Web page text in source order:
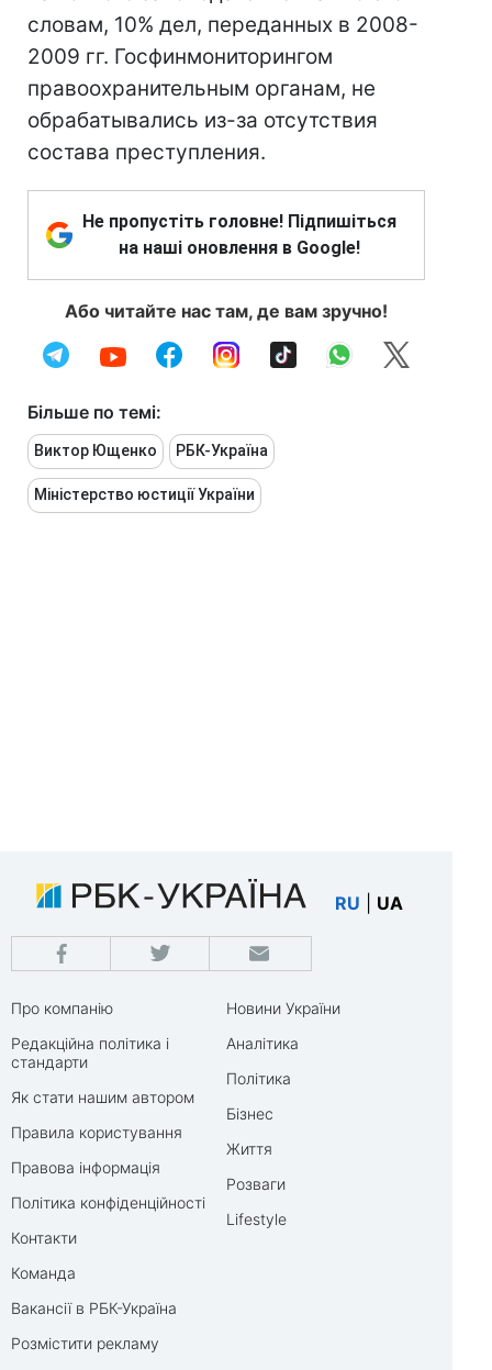
словам, 10% дел, переданных в 2008-
2009 гг. Госфинмониторингом
правоохранительным органам, не
обрабатывались из-за отсутствия
состава преступления.
Не пропустіть головне! Підпишіться
на наші оновлення в Google!
Або читайте нас там, де вам зручно!
Більше по темі:
Виктор Ющенко РБК-Україна
Міністерство юстиції України
RU UA
Про компанію
Редакційна політика і
стандарти
Як стати нашим автором
Правила користування
Правова інформація
Політика конфіденційності
Контакти
Команда
Вакансії в РБК-Україна
Розмістити рекламу
Новини України
Аналітика
Політика
Бізнес
Життя
Розваги
Lifestyle